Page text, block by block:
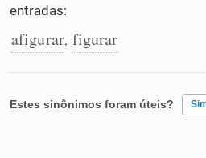
entradas:
afigurar, figurar
Estes sinônimos foram úteis?